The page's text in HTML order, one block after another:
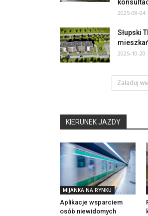
2025-08-04
Słupski
2025-10-20
Załaduj
KIERUNEK JAZDY
MIJANKA NA RYNKU
Aplikacje wsparciem
osób niewidomych